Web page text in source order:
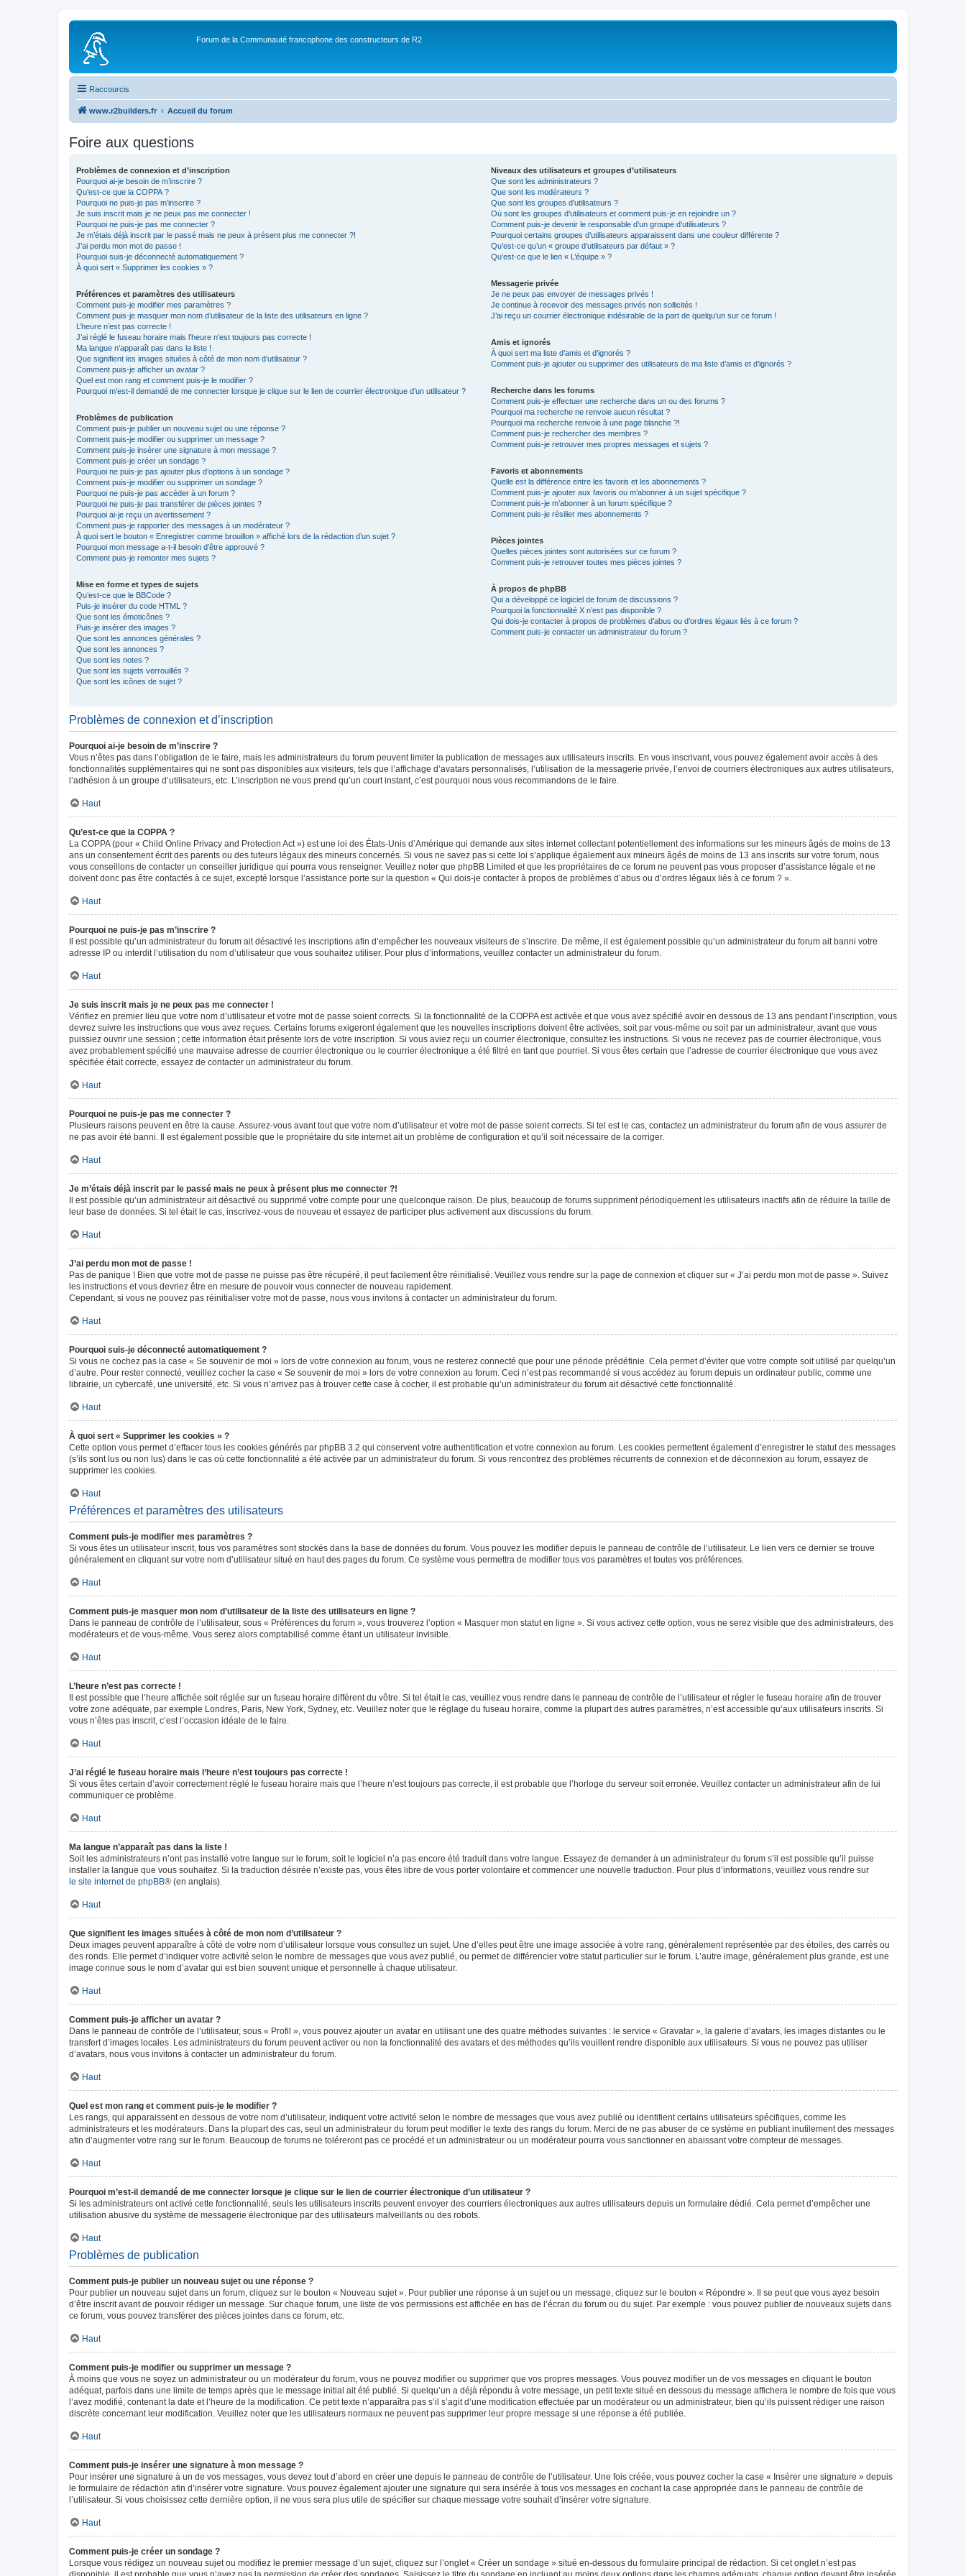
Forum de la Communauté francophone des constructeurs de R2
Raccourcis
www.r2builders.fr Accueil du forum
Foire aux questions
Problèmes de connexion et d’inscription
Pourquoi ai-je besoin de m’inscrire ?
Qu’est-ce que la COPPA ?
Pourquoi ne puis-je pas m’inscrire ?
Je suis inscrit mais je ne peux pas me connecter !
Pourquoi ne puis-je pas me connecter ?
Je m’étais déjà inscrit par le passé mais ne peux à présent plus me connecter ?!
J’ai perdu mon mot de passe !
Pourquoi suis-je déconnecté automatiquement ?
À quoi sert « Supprimer les cookies » ?
Préférences et paramètres des utilisateurs
Comment puis-je modifier mes paramètres ?
Comment puis-je masquer mon nom d’utilisateur de la liste des utilisateurs en ligne ?
L’heure n’est pas correcte !
J’ai réglé le fuseau horaire mais l’heure n’est toujours pas correcte !
Ma langue n’apparaît pas dans la liste !
Que signifient les images situées à côté de mon nom d’utilisateur ?
Comment puis-je afficher un avatar ?
Quel est mon rang et comment puis-je le modifier ?
Pourquoi m’est-il demandé de me connecter lorsque je clique sur le lien de courrier électronique d’un utilisateur ?
Problèmes de publication
Comment puis-je publier un nouveau sujet ou une réponse ?
Comment puis-je modifier ou supprimer un message ?
Comment puis-je insérer une signature à mon message ?
Comment puis-je créer un sondage ?
Pourquoi ne puis-je pas ajouter plus d’options à un sondage ?
Comment puis-je modifier ou supprimer un sondage ?
Pourquoi ne puis-je pas accéder à un forum ?
Pourquoi ne puis-je pas transférer de pièces jointes ?
Pourquoi ai-je reçu un avertissement ?
Comment puis-je rapporter des messages à un modérateur ?
À quoi sert le bouton « Enregistrer comme brouillon » affiché lors de la rédaction d’un sujet ?
Pourquoi mon message a-t-il besoin d’être approuvé ?
Comment puis-je remonter mes sujets ?
Mise en forme et types de sujets
Qu’est-ce que le BBCode ?
Puis-je insérer du code HTML ?
Que sont les émoticônes ?
Puis-je insérer des images ?
Que sont les annonces générales ?
Que sont les annonces ?
Que sont les notes ?
Que sont les sujets verrouillés ?
Que sont les icônes de sujet ?
Niveaux des utilisateurs et groupes d’utilisateurs
Que sont les administrateurs ?
Que sont les modérateurs ?
Que sont les groupes d’utilisateurs ?
Où sont les groupes d’utilisateurs et comment puis-je en rejoindre un ?
Comment puis-je devenir le responsable d’un groupe d’utilisateurs ?
Pourquoi certains groupes d’utilisateurs apparaissent dans une couleur différente ?
Qu’est-ce qu’un « groupe d’utilisateurs par défaut » ?
Qu’est-ce que le lien « L’équipe » ?
Messagerie privée
Je ne peux pas envoyer de messages privés !
Je continue à recevoir des messages privés non sollicités !
J’ai reçu un courrier électronique indésirable de la part de quelqu’un sur ce forum !
Amis et ignorés
À quoi sert ma liste d’amis et d’ignorés ?
Comment puis-je ajouter ou supprimer des utilisateurs de ma liste d’amis et d’ignorés ?
Recherche dans les forums
Comment puis-je effectuer une recherche dans un ou des forums ?
Pourquoi ma recherche ne renvoie aucun résultat ?
Pourquoi ma recherche renvoie à une page blanche ?!
Comment puis-je rechercher des membres ?
Comment puis-je retrouver mes propres messages et sujets ?
Favoris et abonnements
Quelle est la différence entre les favoris et les abonnements ?
Comment puis-je ajouter aux favoris ou m’abonner à un sujet spécifique ?
Comment puis-je m’abonner à un forum spécifique ?
Comment puis-je résilier mes abonnements ?
Pièces jointes
Quelles pièces jointes sont autorisées sur ce forum ?
Comment puis-je retrouver toutes mes pièces jointes ?
À propos de phpBB
Qui a développé ce logiciel de forum de discussions ?
Pourquoi la fonctionnalité X n’est pas disponible ?
Qui dois-je contacter à propos de problèmes d’abus ou d’ordres légaux liés à ce forum ?
Comment puis-je contacter un administrateur du forum ?
Problèmes de connexion et d’inscription
Pourquoi ai-je besoin de m’inscrire ?
Vous n’êtes pas dans l’obligation de le faire, mais les administrateurs du forum peuvent limiter la publication de messages aux utilisateurs inscrits. En vous inscrivant, vous pouvez également avoir accès à des
fonctionnalités supplémentaires qui ne sont pas disponibles aux visiteurs, tels que l’affichage d’avatars personnalisés, l’utilisation de la messagerie privée, l’envoi de courriers électroniques aux autres utilisateurs,
l’adhésion à un groupe d’utilisateurs, etc. L’inscription ne vous prend qu’un court instant, c’est pourquoi nous vous recommandons de le faire.
Haut
Qu’est-ce que la COPPA ?
La COPPA (pour « Child Online Privacy and Protection Act ») est une loi des États-Unis d’Amérique qui demande aux sites internet collectant potentiellement des informations sur les mineurs âgés de moins de 13
ans un consentement écrit des parents ou des tuteurs légaux des mineurs concernés. Si vous ne savez pas si cette loi s’applique également aux mineurs âgés de moins de 13 ans inscrits sur votre forum, nous
vous conseillons de contacter un conseiller juridique qui pourra vous renseigner. Veuillez noter que phpBB Limited et que les propriétaires de ce forum ne peuvent pas vous proposer d’assistance légale et ne
doivent donc pas être contactés à ce sujet, excepté lorsque l’assistance porte sur la question « Qui dois-je contacter à propos de problèmes d’abus ou d’ordres légaux liés à ce forum ? ».
Haut
Pourquoi ne puis-je pas m’inscrire ?
Il est possible qu’un administrateur du forum ait désactivé les inscriptions afin d’empêcher les nouveaux visiteurs de s’inscrire. De même, il est également possible qu’un administrateur du forum ait banni votre
adresse IP ou interdit l’utilisation du nom d’utilisateur que vous souhaitez utiliser. Pour plus d’informations, veuillez contacter un administrateur du forum.
Haut
Je suis inscrit mais je ne peux pas me connecter !
Vérifiez en premier lieu que votre nom d’utilisateur et votre mot de passe soient corrects. Si la fonctionnalité de la COPPA est activée et que vous avez spécifié avoir en dessous de 13 ans pendant l’inscription, vous
devrez suivre les instructions que vous avez reçues. Certains forums exigeront également que les nouvelles inscriptions doivent être activées, soit par vous-même ou soit par un administrateur, avant que vous
puissiez ouvrir une session ; cette information était présente lors de votre inscription. Si vous aviez reçu un courrier électronique, consultez les instructions. Si vous ne recevez pas de courrier électronique, vous
avez probablement spécifié une mauvaise adresse de courrier électronique ou le courrier électronique a été filtré en tant que pourriel. Si vous êtes certain que l’adresse de courrier électronique que vous avez
spécifiée était correcte, essayez de contacter un administrateur du forum.
Haut
Pourquoi ne puis-je pas me connecter ?
Plusieurs raisons peuvent en être la cause. Assurez-vous avant tout que votre nom d’utilisateur et votre mot de passe soient corrects. Si tel est le cas, contactez un administrateur du forum afin de vous assurer de
ne pas avoir été banni. Il est également possible que le propriétaire du site internet ait un problème de configuration et qu’il soit nécessaire de la corriger.
Haut
Je m’étais déjà inscrit par le passé mais ne peux à présent plus me connecter ?!
Il est possible qu’un administrateur ait désactivé ou supprimé votre compte pour une quelconque raison. De plus, beaucoup de forums suppriment périodiquement les utilisateurs inactifs afin de réduire la taille de
leur base de données. Si tel était le cas, inscrivez-vous de nouveau et essayez de participer plus activement aux discussions du forum.
Haut
J’ai perdu mon mot de passe !
Pas de panique ! Bien que votre mot de passe ne puisse pas être récupéré, il peut facilement être réinitialisé. Veuillez vous rendre sur la page de connexion et cliquer sur « J’ai perdu mon mot de passe ». Suivez
les instructions et vous devriez être en mesure de pouvoir vous connecter de nouveau rapidement.
Cependant, si vous ne pouvez pas réinitialiser votre mot de passe, nous vous invitons à contacter un administrateur du forum.
Haut
Pourquoi suis-je déconnecté automatiquement ?
Si vous ne cochez pas la case « Se souvenir de moi » lors de votre connexion au forum, vous ne resterez connecté que pour une période prédéfinie. Cela permet d’éviter que votre compte soit utilisé par quelqu’un
d’autre. Pour rester connecté, veuillez cocher la case « Se souvenir de moi » lors de votre connexion au forum. Ceci n’est pas recommandé si vous accédez au forum depuis un ordinateur public, comme une
librairie, un cybercafé, une université, etc. Si vous n’arrivez pas à trouver cette case à cocher, il est probable qu’un administrateur du forum ait désactivé cette fonctionnalité.
Haut
À quoi sert « Supprimer les cookies » ?
Cette option vous permet d’effacer tous les cookies générés par phpBB 3.2 qui conservent votre authentification et votre connexion au forum. Les cookies permettent également d’enregistrer le statut des messages
(s’ils sont lus ou non lus) dans le cas où cette fonctionnalité a été activée par un administrateur du forum. Si vous rencontrez des problèmes récurrents de connexion et de déconnexion au forum, essayez de
supprimer les cookies.
Haut
Préférences et paramètres des utilisateurs
Comment puis-je modifier mes paramètres ?
Si vous êtes un utilisateur inscrit, tous vos paramètres sont stockés dans la base de données du forum. Vous pouvez les modifier depuis le panneau de contrôle de l’utilisateur. Le lien vers ce dernier se trouve
généralement en cliquant sur votre nom d’utilisateur situé en haut des pages du forum. Ce système vous permettra de modifier tous vos paramètres et toutes vos préférences.
Haut
Comment puis-je masquer mon nom d’utilisateur de la liste des utilisateurs en ligne ?
Dans le panneau de contrôle de l’utilisateur, sous « Préférences du forum », vous trouverez l’option « Masquer mon statut en ligne ». Si vous activez cette option, vous ne serez visible que des administrateurs, des
modérateurs et de vous-même. Vous serez alors comptabilisé comme étant un utilisateur invisible.
Haut
L’heure n’est pas correcte !
Il est possible que l’heure affichée soit réglée sur un fuseau horaire différent du vôtre. Si tel était le cas, veuillez vous rendre dans le panneau de contrôle de l’utilisateur et régler le fuseau horaire afin de trouver
votre zone adéquate, par exemple Londres, Paris, New York, Sydney, etc. Veuillez noter que le réglage du fuseau horaire, comme la plupart des autres paramètres, n’est accessible qu’aux utilisateurs inscrits. Si
vous n’êtes pas inscrit, c’est l’occasion idéale de le faire.
Haut
J’ai réglé le fuseau horaire mais l’heure n’est toujours pas correcte !
Si vous êtes certain d’avoir correctement réglé le fuseau horaire mais que l’heure n’est toujours pas correcte, il est probable que l’horloge du serveur soit erronée. Veuillez contacter un administrateur afin de lui
communiquer ce problème.
Haut
Ma langue n’apparaît pas dans la liste !
Soit les administrateurs n’ont pas installé votre langue sur le forum, soit le logiciel n’a pas encore été traduit dans votre langue. Essayez de demander à un administrateur du forum s’il est possible qu’il puisse
installer la langue que vous souhaitez. Si la traduction désirée n’existe pas, vous êtes libre de vous porter volontaire et commencer une nouvelle traduction. Pour plus d’informations, veuillez vous rendre sur
le site internet de phpBB® (en anglais).
Haut
Que signifient les images situées à côté de mon nom d’utilisateur ?
Deux images peuvent apparaître à côté de votre nom d’utilisateur lorsque vous consultez un sujet. Une d’elles peut être une image associée à votre rang, généralement représentée par des étoiles, des carrés ou
des ronds. Elle permet d’indiquer votre activité selon le nombre de messages que vous avez publié, ou permet de différencier votre statut particulier sur le forum. L’autre image, généralement plus grande, est une
image connue sous le nom d’avatar qui est bien souvent unique et personnelle à chaque utilisateur.
Haut
Comment puis-je afficher un avatar ?
Dans le panneau de contrôle de l’utilisateur, sous « Profil », vous pouvez ajouter un avatar en utilisant une des quatre méthodes suivantes : le service « Gravatar », la galerie d’avatars, les images distantes ou le
transfert d’images locales. Les administrateurs du forum peuvent activer ou non la fonctionnalité des avatars et des méthodes qu’ils veuillent rendre disponible aux utilisateurs. Si vous ne pouvez pas utiliser
d’avatars, nous vous invitons à contacter un administrateur du forum.
Haut
Quel est mon rang et comment puis-je le modifier ?
Les rangs, qui apparaissent en dessous de votre nom d’utilisateur, indiquent votre activité selon le nombre de messages que vous avez publié ou identifient certains utilisateurs spécifiques, comme les
administrateurs et les modérateurs. Dans la plupart des cas, seul un administrateur du forum peut modifier le texte des rangs du forum. Merci de ne pas abuser de ce système en publiant inutilement des messages
afin d’augmenter votre rang sur le forum. Beaucoup de forums ne toléreront pas ce procédé et un administrateur ou un modérateur pourra vous sanctionner en abaissant votre compteur de messages.
Haut
Pourquoi m’est-il demandé de me connecter lorsque je clique sur le lien de courrier électronique d’un utilisateur ?
Si les administrateurs ont activé cette fonctionnalité, seuls les utilisateurs inscrits peuvent envoyer des courriers électroniques aux autres utilisateurs depuis un formulaire dédié. Cela permet d’empêcher une
utilisation abusive du système de messagerie électronique par des utilisateurs malveillants ou des robots.
Haut
Problèmes de publication
Comment puis-je publier un nouveau sujet ou une réponse ?
Pour publier un nouveau sujet dans un forum, cliquez sur le bouton « Nouveau sujet ». Pour publier une réponse à un sujet ou un message, cliquez sur le bouton « Répondre ». Il se peut que vous ayez besoin
d’être inscrit avant de pouvoir rédiger un message. Sur chaque forum, une liste de vos permissions est affichée en bas de l’écran du forum ou du sujet. Par exemple : vous pouvez publier de nouveaux sujets dans
ce forum, vous pouvez transférer des pièces jointes dans ce forum, etc.
Haut
Comment puis-je modifier ou supprimer un message ?
À moins que vous ne soyez un administrateur ou un modérateur du forum, vous ne pouvez modifier ou supprimer que vos propres messages. Vous pouvez modifier un de vos messages en cliquant le bouton
adéquat, parfois dans une limite de temps après que le message initial ait été publié. Si quelqu’un a déjà répondu à votre message, un petit texte situé en dessous du message affichera le nombre de fois que vous
l’avez modifié, contenant la date et l’heure de la modification. Ce petit texte n’apparaîtra pas s’il s’agit d’une modification effectuée par un modérateur ou un administrateur, bien qu’ils puissent rédiger une raison
discrète concernant leur modification. Veuillez noter que les utilisateurs normaux ne peuvent pas supprimer leur propre message si une réponse a été publiée.
Haut
Comment puis-je insérer une signature à mon message ?
Pour insérer une signature à un de vos messages, vous devez tout d’abord en créer une depuis le panneau de contrôle de l’utilisateur. Une fois créée, vous pouvez cocher la case « Insérer une signature » depuis
le formulaire de rédaction afin d’insérer votre signature. Vous pouvez également ajouter une signature qui sera insérée à tous vos messages en cochant la case appropriée dans le panneau de contrôle de
l’utilisateur. Si vous choisissez cette dernière option, il ne vous sera plus utile de spécifier sur chaque message votre souhait d’insérer votre signature.
Haut
Comment puis-je créer un sondage ?
Lorsque vous rédigez un nouveau sujet ou modifiez le premier message d’un sujet, cliquez sur l’onglet « Créer un sondage » situé en-dessous du formulaire principal de rédaction. Si cet onglet n’est pas